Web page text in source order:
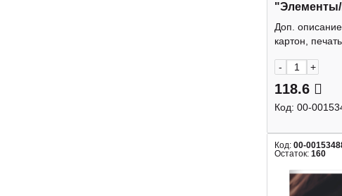
клетка,
Smart
Доп.
картон, печать
- +
118.6
Код: 00-
Код: 00-
Остаток: 160